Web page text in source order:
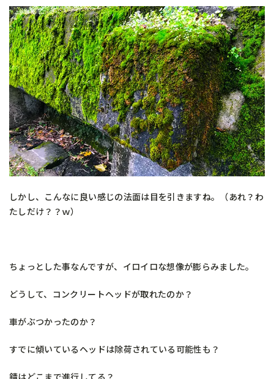
しかし、こんなに良い感じの法面は目を引きますね。（あれ？わ
たしだけ？？ｗ）
ちょっとした事なんですが、イロイロな想像が膨らみました。
どうして、コンクリートヘッドが取れたのか？
車がぶつかったのか？
すでに傾いているヘッドは除荷されている可能性も？